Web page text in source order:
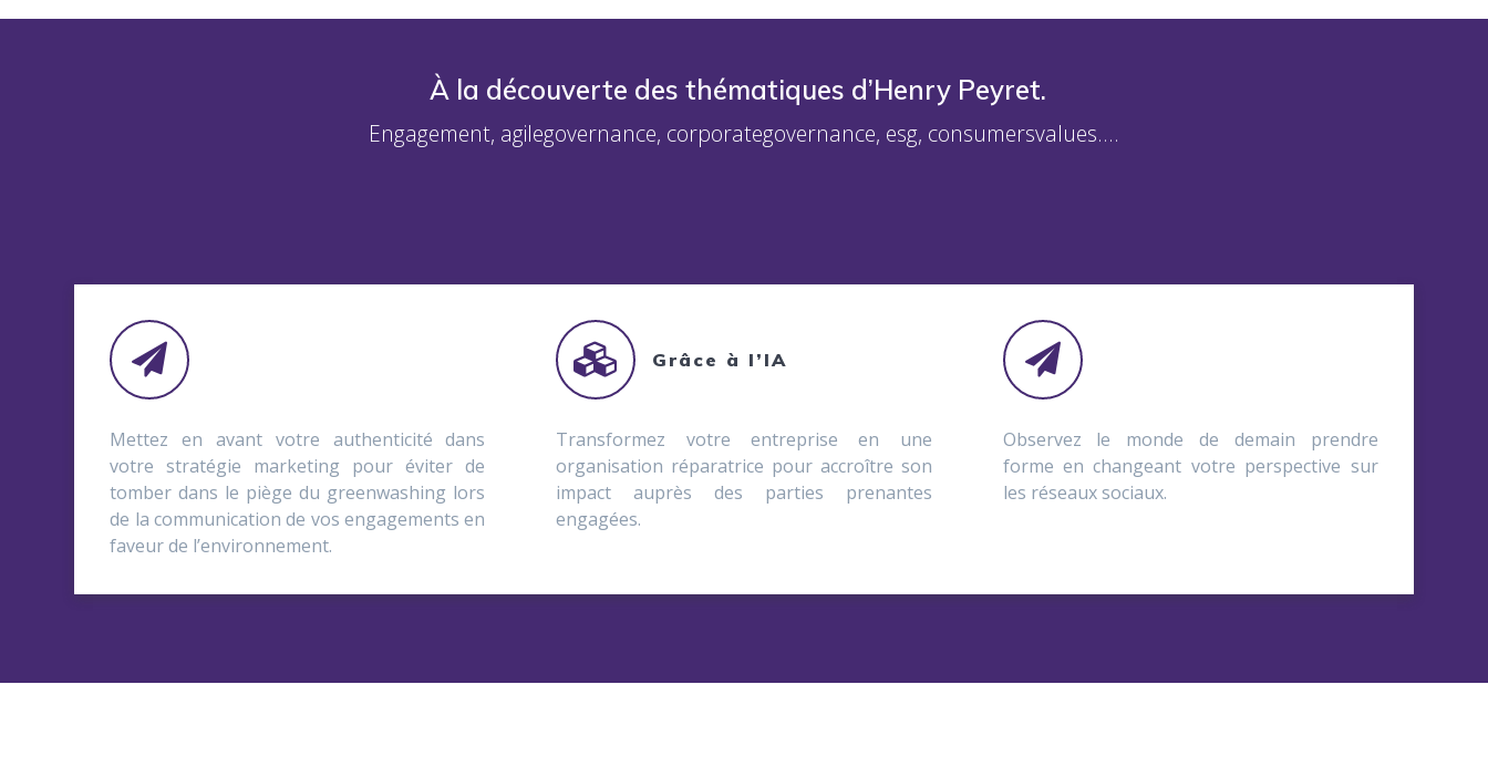
À la découverte des thématiques d’Henry Peyret.
Engagement, agilegovernance, corporategovernance, esg, consumersvalues….
Mettez en avant votre authenticité dans
votre stratégie marketing pour éviter de
tomber dans le piège du greenwashing lors
de la communication de vos engagements en
faveur de l’environnement.
Grâce à l’IA
Transformez votre entreprise en une
organisation réparatrice pour accroître son
impact auprès des parties prenantes
engagées.
Observez le monde de demain prendre
forme en changeant votre perspective sur
les réseaux sociaux.